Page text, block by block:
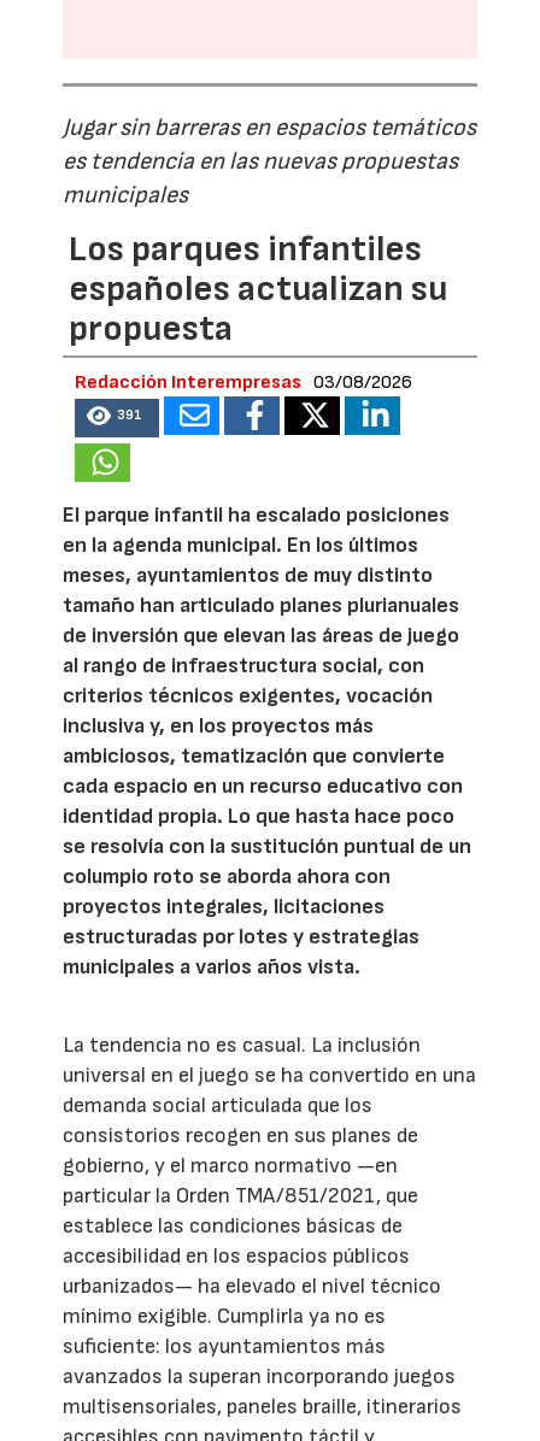
Jugar sin barreras en espacios temáticos
es tendencia en las nuevas propuestas
municipales
Los parques infantiles
españoles actualizan su
propuesta
Redacción Interempresas 03/08/2026
391
El parque infantil ha escalado posiciones
en la agenda municipal. En los últimos
meses, ayuntamientos de muy distinto
tamaño han articulado planes plurianuales
de inversión que elevan las áreas de juego
al rango de infraestructura social, con
criterios técnicos exigentes, vocación
inclusiva y, en los proyectos más
ambiciosos, tematización que convierte
cada espacio en un recurso educativo con
identidad propia. Lo que hasta hace poco
se resolvía con la sustitución puntual de un
columpio roto se aborda ahora con
proyectos integrales, licitaciones
estructuradas por lotes y estrategias
municipales a varios años vista.
La tendencia no es casual. La inclusión
universal en el juego se ha convertido en una
demanda social articulada que los
consistorios recogen en sus planes de
gobierno, y el marco normativo —en
particular la Orden TMA/851/2021, que
establece las condiciones básicas de
accesibilidad en los espacios públicos
urbanizados— ha elevado el nivel técnico
mínimo exigible. Cumplirla ya no es
suficiente: los ayuntamientos más
avanzados la superan incorporando juegos
multisensoriales, paneles braille, itinerarios